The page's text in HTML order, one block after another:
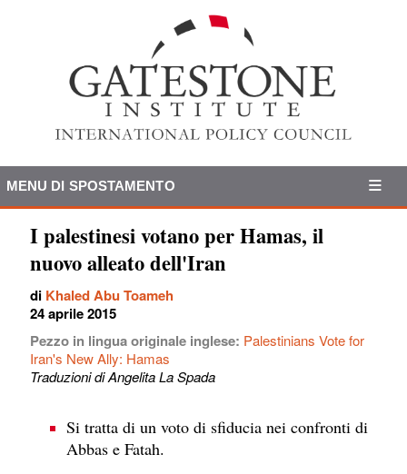
MENU DI SPOSTAMENTO
I palestinesi votano per Hamas, il
nuovo alleato dell'Iran
di Khaled Abu Toameh
24 aprile 2015
Pezzo in lingua originale inglese: Palestinians Vote for
Iran's New Ally: Hamas
Traduzioni di Angelita La Spada
Si tratta di un voto di sfiducia nei confronti di
Abbas e Fatah.